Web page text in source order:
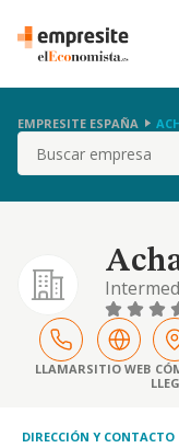
EMPRESITE ESPAÑA
Buscar
LLAMARSITIO WEB
DIRECCIÓN Y CONTACTO